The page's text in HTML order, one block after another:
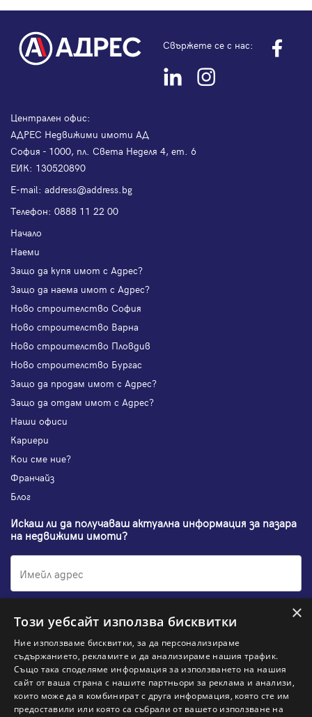
Свържете се с нас:
Централен офис:
АДРЕС Недвижими имоти АД
София - 1000, пл. Света Неделя 4, ет. 6
ЕИК: 130520890
Е-mail: address@address.bg
Телефон: 0888 11 22 00
Начало
Наеми
Защо да купя имот с Адрес?
Защо да наема имот с Адрес?
Ново строителство София
Ново строителство Варна
Ново строителство Пловдив
Ново строителство Бургас
Защо да продам имот с Адрес?
Защо да отдам имот с Адрес?
Наши офиси
Кариери
Кои сме ние?
Франчайз
Блог
Искаш ли да получаваш актуална информация за пазара
на недвижими имоти?
Абонирам се
НАЙ-ПОПУЛЯРНИ ТЪРСЕНИЯ:
Общи условия
Политика за "бисквитки"
×
Този уебсайт използва бисквитки
Ние използваме бисквитки, за да персонализираме
съдържанието, рекламите и да анализираме нашия трафик.
Също така споделяме информация за използването на нашия
сайт от ваша страна с нашите партньори за реклама и анализи,
които може да я комбинират с друга информация, която сте им
предоставили или която са събрали от вашето използване на